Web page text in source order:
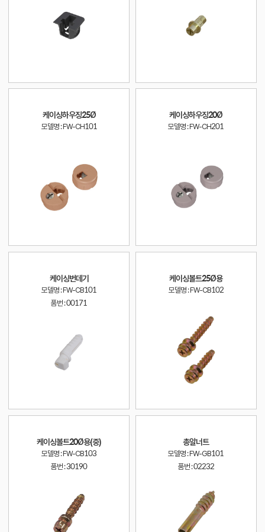
케이싱하우징25Ø
모델명 : FW-CH101
케이싱하우징20Ø
모델명 : FW-CH201
케이싱번데기
모델명 : FW-CB101
품번 :00171
케이싱볼트25Ø용
모델명 : FW-CB102
케이싱볼트20Ø용(중)
모델명 : FW-CB103
품번 :30190
총알너트
모델명 : FW-GB101
품번 :02232